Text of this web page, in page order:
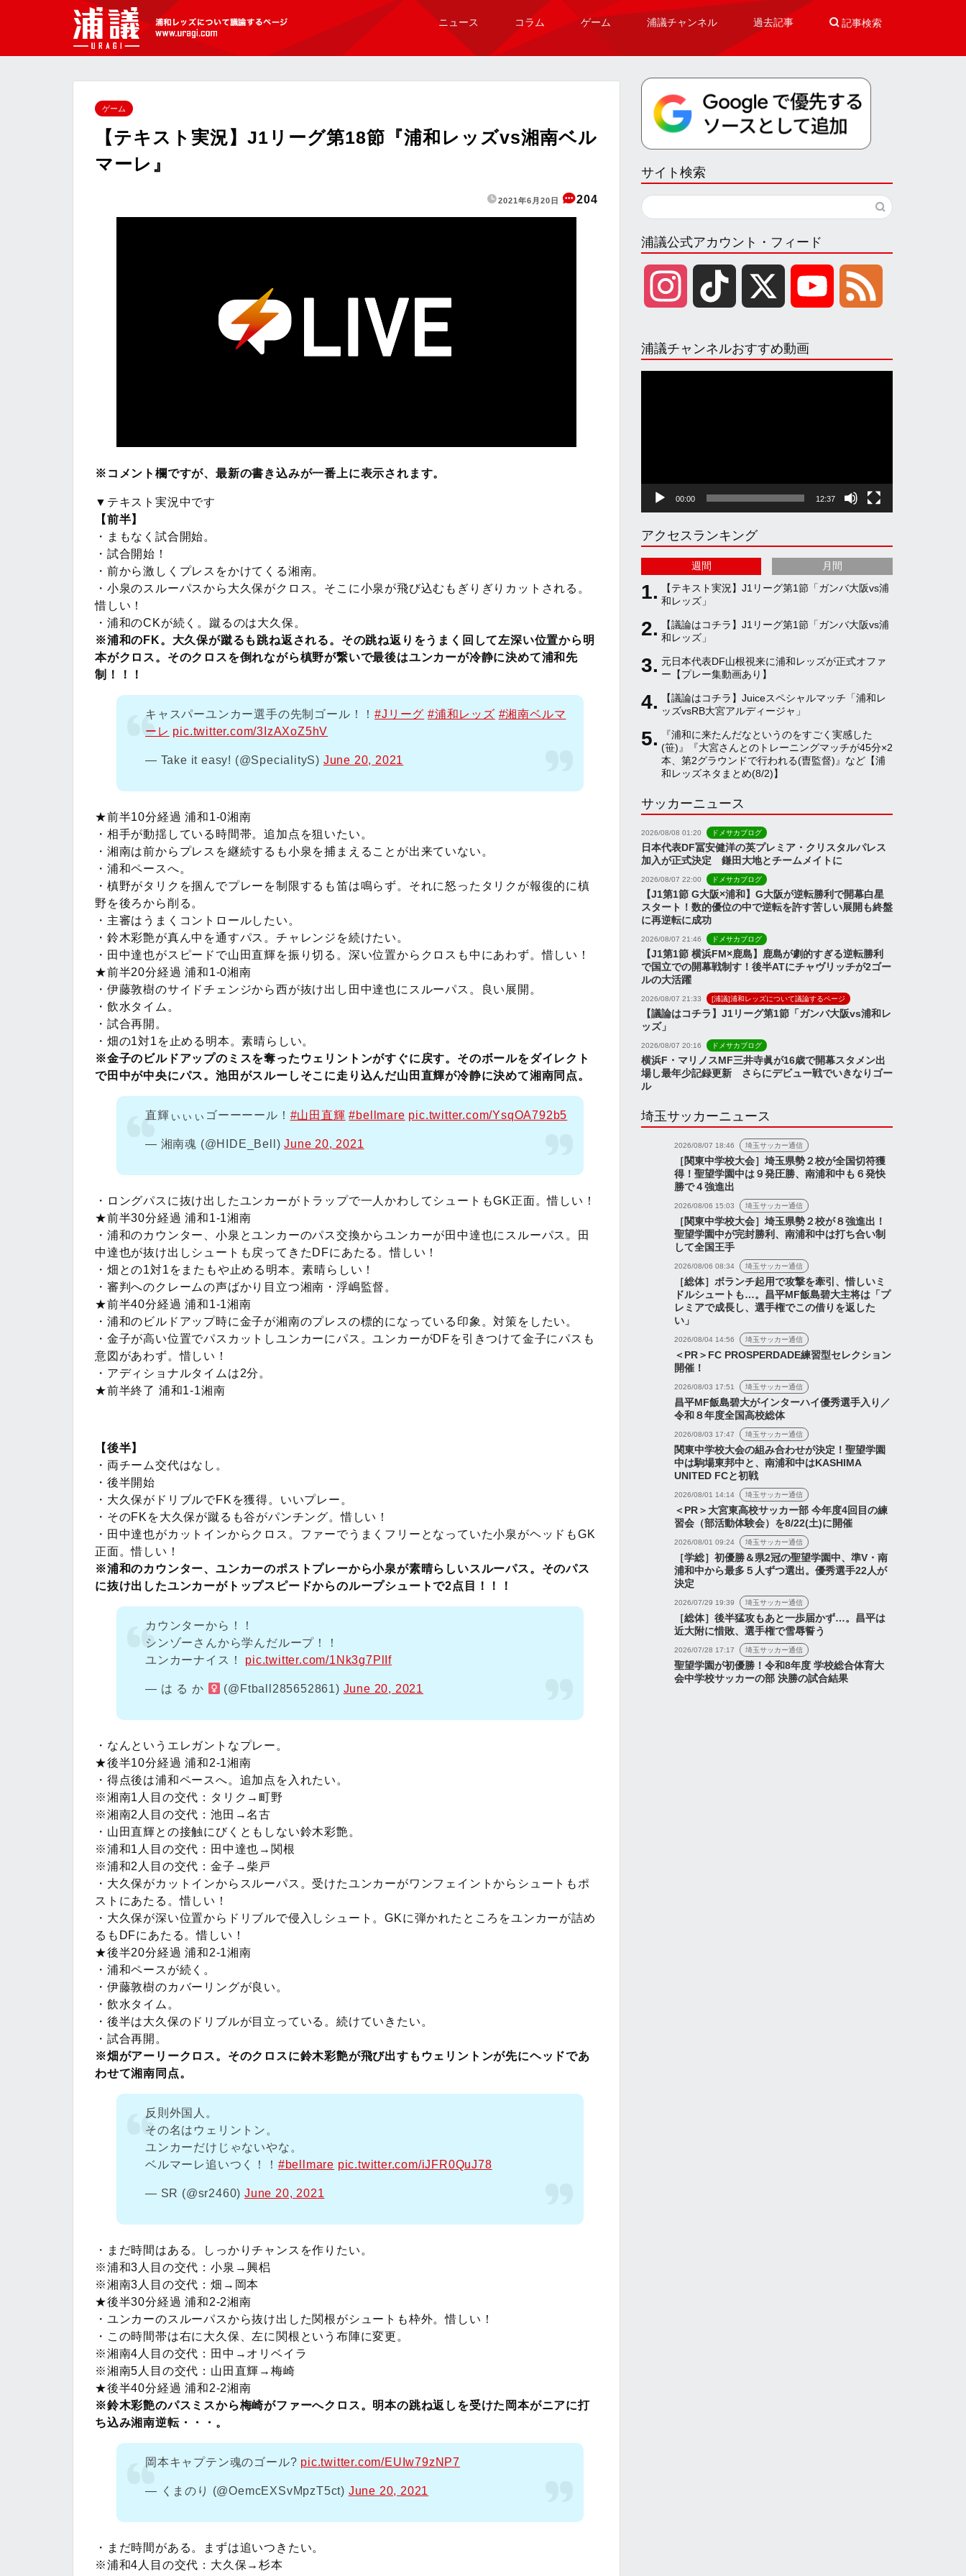
[浦議]浦和レッズについて議論するペ
ニュース コラム ゲーム 浦議チャンネル 過去記事  記事検索
ゲーム
【テキスト実況】J1リーグ第18節『浦和レッズvs湘南ベル
マーレ』
2021年6月20日 204
※コメント欄ですが、最新の書き込みが一番上に表示されます。
▼テキスト実況中です
【前半】
・まもなく試合開始。
・試合開始！
・前から激しくプレスをかけてくる湘南。
・小泉のスルーパスから大久保がクロス。そこに小泉が飛び込むもぎりぎりカットされる。
惜しい！
・浦和のCKが続く。蹴るのは大久保。
※浦和のFK。大久保が蹴るも跳ね返される。その跳ね返りをうまく回して左深い位置から明
本がクロス。そのクロスを倒れながら槙野が繋いで最後はユンカーが冷静に決めて浦和先
制！！！
キャスパーユンカー選手の先制ゴール！！#Jリーグ #浦和レッズ #湘南ベルマ
ーレ pic.twitter.com/3IzAXoZ5hV
— Take it easy! (@SpecialityS) June 20, 2021
★前半10分経過 浦和1-0湘南
・相手が動揺している時間帯。追加点を狙いたい。
・湘南は前からプレスを継続するも小泉を捕まえることが出来ていない。
・浦和ペースへ。
・槙野がタリクを掴んでプレーを制限するも笛は鳴らず。それに怒ったタリクが報復的に槙
野を後ろから削る。
・主審はうまくコントロールしたい。
・鈴木彩艶が真ん中を通すパス。チャレンジを続けたい。
・田中達也がスピードで山田直輝を振り切る。深い位置からクロスも中にあわず。惜しい！
★前半20分経過 浦和1-0湘南
・伊藤敦樹のサイドチェンジから西が抜け出し田中達也にスルーパス。良い展開。
・飲水タイム。
・試合再開。
・畑の1対1を止める明本。素晴らしい。
※金子のビルドアップのミスを奪ったウェリントンがすぐに戻す。そのボールをダイレクト
で田中が中央にパス。池田がスルーしそこに走り込んだ山田直輝が冷静に決めて湘南同点。
直輝ぃぃぃゴーーーール！ #山田直輝 #bellmare pic.twitter.com/YsqOA792b5
— 湘南魂 (@HIDE_Bell)June 20, 2021
・ロングパスに抜け出したユンカーがトラップで一人かわしてシュートもGK正面。惜しい！
★前半30分経過 浦和1-1湘南
・浦和のカウンター、小泉とユンカーのパス交換からユンカーが田中達也にスルーパス。田
中達也が抜け出しシュートも戻ってきたDFにあたる。惜しい！
・畑との1対1をまたもや止める明本。素晴らしい！
・審判へのクレームの声ばかり目立つ湘南・浮嶋監督。
★前半40分経過 浦和1-1湘南
・浦和のビルドアップ時に金子が湘南のプレスの標的になっている印象。対策をしたい。
・金子が高い位置でパスカットしユンカーにパス。ユンカーがDFを引きつけて金子にパスも
意図があわず。惜しい！
・アディショナルタイムは2分。
★前半終了 浦和1-1湘南
【後半】
・両チーム交代はなし。
・後半開始
・大久保がドリブルでFKを獲得。いいプレー。
・そのFKを大久保が蹴るも谷がパンチング。惜しい！
・田中達也がカットインからクロス。ファーでうまくフリーとなっていた小泉がヘッドもGK
正面。惜しい！
※浦和のカウンター、ユンカーのポストプレーから小泉が素晴らしいスルーパス。そのパス
に抜け出したユンカーがトップスピードからのループシュートで2点目！！！
カウンターから！！
シンゾーさんから学んだループ！！
ユンカーナイス！ pic.twitter.com/1Nk3g7PlIf
— は る か (@Ftball285652861) June 20, 2021
・なんというエレガントなプレー。
★後半10分経過 浦和2-1湘南
・得点後は浦和ペースへ。追加点を入れたい。
※湘南1人目の交代：タリク→町野
※湘南2人目の交代：池田→名古
・山田直輝との接触にびくともしない鈴木彩艶。
※浦和1人目の交代：田中達也→関根
※浦和2人目の交代：金子→柴戸
・大久保がカットインからスルーパス。受けたユンカーがワンフェイントからシュートもポ
ストにあたる。惜しい！
・大久保が深い位置からドリブルで侵入しシュート。GKに弾かれたところをユンカーが詰め
るもDFにあたる。惜しい！
★後半20分経過 浦和2-1湘南
・浦和ペースが続く。
・伊藤敦樹のカバーリングが良い。
・飲水タイム。
・後半は大久保のドリブルが目立っている。続けていきたい。
・試合再開。
※畑がアーリークロス。そのクロスに鈴木彩艶が飛び出すもウェリントンが先にヘッドであ
わせて湘南同点。
反則外国人。
その名はウェリントン。
ユンカーだけじゃないやな。
ベルマーレ追いつく！！ #bellmare pic.twitter.com/iJFR0QuJ78
— SR (@sr2460)June 20, 2021
・まだ時間はある。しっかりチャンスを作りたい。
※浦和3人目の交代：小泉→興梠
※湘南3人目の交代：畑→岡本
★後半30分経過 浦和2-2湘南
・ユンカーのスルーパスから抜け出した関根がシュートも枠外。惜しい！
・この時間帯は右に大久保、左に関根という布陣に変更。
※湘南4人目の交代：田中→オリベイラ
※湘南5人目の交代：山田直輝→梅崎
★後半40分経過 浦和2-2湘南
※鈴木彩艶のパスミスから梅崎がファーへクロス。明本の跳ね返しを受けた岡本がニアに打
ち込み湘南逆転・・・。
岡本キャプテン魂のゴール? pic.twitter.com/EUIw79zNP7
— くまのり (@OemcEXSvMpzT5ct) June 20, 2021
・まだ時間がある。まずは追いつきたい。
※浦和4人目の交代：大久保→杉本
サイト検索
浦議公式アカウント・フィード
s
g
r
a
m
k
k
u
b
e
C
h
n
l
e
浦議チャンネルおすすめ動画
00:00 12:37
アクセスランキング
週間 月間
【テキスト実況】J1リーグ第1節「ガンバ大阪vs浦
和レッズ」
【議論はコチラ】J1リーグ第1節「ガンバ大阪vs浦
和レッズ」
元日本代表DF山根視来に浦和レッズが正式オファ
ー【プレー集動画あり】
【議論はコチラ】Juiceスペシャルマッチ「浦和レ
ッズvsRB大宮アルディージャ」
『浦和に来たんだなというのをすごく実感した
(笹)』『大宮さんとのトレーニングマッチが45分×2
本、第2グラウンドで行われる(曺監督)』など【浦
和レッズネタまとめ(8/2)】
サッカーニュース
2026/08/08 01:20 ドメサカブログ
日本代表DF冨安健洋の英プレミア・クリスタルパレス
加入が正式決定 鎌田大地とチームメイトに
2026/08/07 22:00 ドメサカブログ
【J1第1節 G大阪×浦和】G大阪が逆転勝利で開幕白星
スタート！数的優位の中で逆転を許す苦しい展開も終盤
に再逆転に成功
2026/08/07 21:46 ドメサカブログ
【J1第1節 横浜FM×鹿島】鹿島が劇的すぎる逆転勝利
で国立での開幕戦制す！後半ATにチャヴリッチが2ゴー
ルの大活躍
2026/08/07 21:33 [浦議]浦和レッズについて議論するページ
【議論はコチラ】J1リーグ第1節「ガンバ大阪vs浦和レ
ッズ」
2026/08/07 20:16 ドメサカブログ
横浜F・マリノスMF三井寺眞が16歳で開幕スタメン出
場し最年少記録更新 さらにデビュー戦でいきなりゴー
ル
埼玉サッカーニュース
2026/08/07 18:46 埼玉サッカー通信
［関東中学校大会］埼玉県勢２校が全国切符獲
得！聖望学園中は９発圧勝、南浦和中も６発快
勝で４強進出
2026/08/06 15:03 埼玉サッカー通信
［関東中学校大会］埼玉県勢２校が８強進出！
聖望学園中が完封勝利、南浦和中は打ち合い制
して全国王手
2026/08/06 08:34 埼玉サッカー通信
［総体］ボランチ起用で攻撃を牽引、惜しいミ
ドルシュートも…。昌平MF飯島碧大主将は「プ
レミアで成長し、選手権でこの借りを返した
い」
2026/08/04 14:56 埼玉サッカー通信
＜PR＞FC PROSPERDADE練習型セレクション
開催！
2026/08/03 17:51 埼玉サッカー通信
昌平MF飯島碧大がインターハイ優秀選手入り／
令和８年度全国高校総体
2026/08/03 17:47 埼玉サッカー通信
関東中学校大会の組み合わせが決定！聖望学園
中は駒場東邦中と、南浦和中はKASHIMA
UNITED FCと初戦
2026/08/01 14:14 埼玉サッカー通信
＜PR＞大宮東高校サッカー部 今年度4回目の練
習会（部活動体験会）を8/22(土)に開催
2026/08/01 09:24 埼玉サッカー通信
［学総］初優勝＆県2冠の聖望学園中、準V・南
浦和中から最多５人ずつ選出。優秀選手22人が
決定
2026/07/29 19:39 埼玉サッカー通信
［総体］後半猛攻もあと一歩届かず…。昌平は
近大附に惜敗、選手権で雪辱誓う
2026/07/28 17:17 埼玉サッカー通信
聖望学園が初優勝！令和8年度 学校総合体育大
会中学校サッカーの部 決勝の試合結果